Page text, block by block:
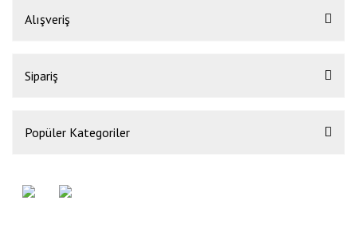
Alışveriş
Sipariş
Popüler Kategoriler